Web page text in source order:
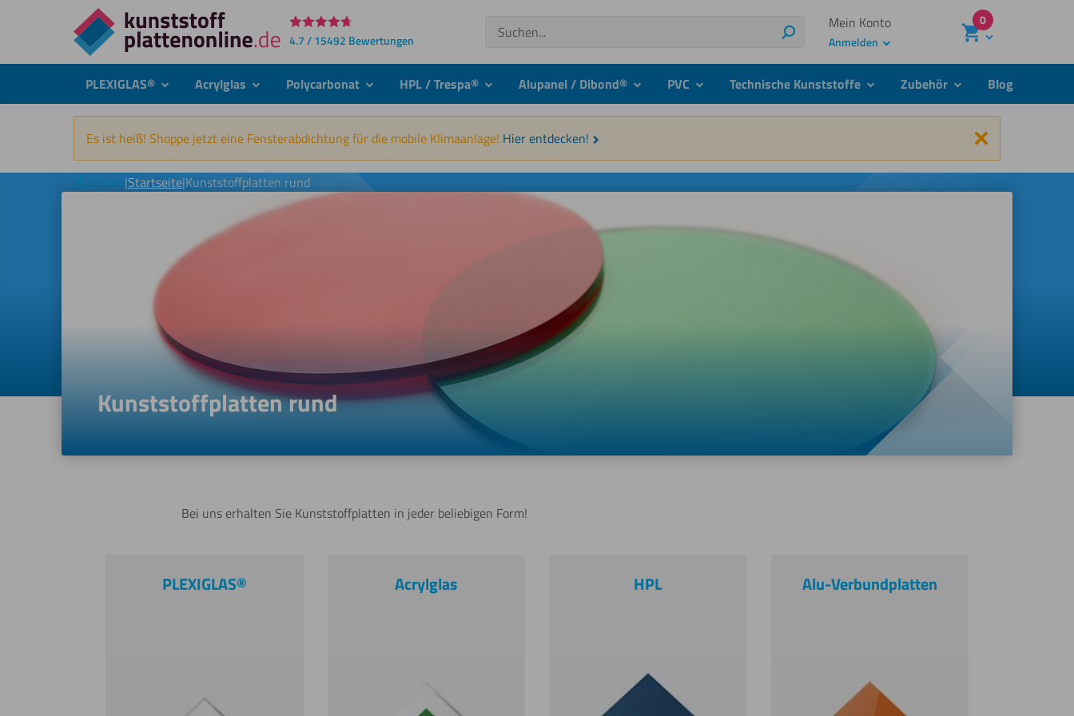
Direkt
zum
4.7 / 15492 Bewertungen
Suchen
Suchen
Mein Konto
Anmelden
0
PLEXIGLAS® submenuAcrylglas submenuPolycarbonat submenuHPL / Trespa® submenuAlupanel / Dibond® submenuPVC submenuTechnische Kunststoffe submenuZubehör submenuBlog
Es ist heiß! Shoppe jetzt eine Fensterabdichtung für die mobile Klimaanlage! Hier entdecken! Schließen
Zurück|Startseite|Kunststoffplatten rund
Kunststoffplatten rund
Bei uns erhalten Sie Kunststoffplatten in jeder beliebigen Form!
PLEXIGLAS® Acrylglas HPL Alu-Verbundplatten